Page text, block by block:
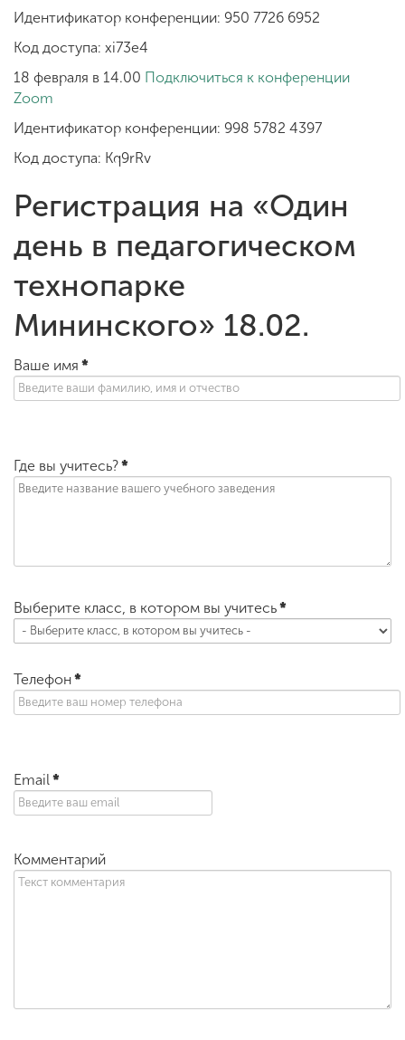
Идентификатор конференции: 950 7726 6952
Код доступа: xi73e4
18 февраля в 14.00 Подключиться к конференции
Zoom
Идентификатор конференции: 998 5782 4397
Код доступа: Kq9rRv
Регистрация на «Один
день в педагогическом
технопарке
Мининского» 18.02.
Ваше имя *
Где вы учитесь?*
Выберите класс, в котором вы учитесь*
Телефон*
Email*
Комментарий